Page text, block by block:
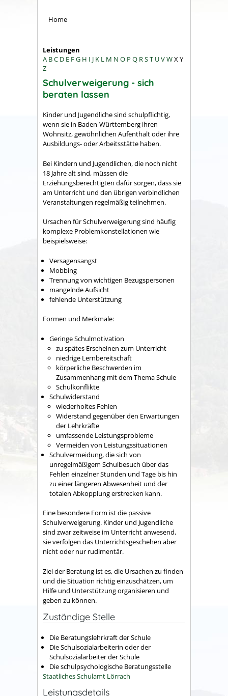
Home
Leistungen
A BC D E FG H I J K L M N O P Q RST UVWXY
Z
Schulverweigerung - sich
beraten lassen
Kinder und Jugendliche sind schulpflichtig,
wenn sie in Baden-Württemberg ihren
Wohnsitz, gewöhnlichen Aufenthalt oder ihre
Ausbildungs- oder Arbeitsstätte haben.
Bei Kindern und Jugendlichen, die noch nicht
18 Jahre alt sind, müssen die
Erziehungsberechtigten dafür sorgen, dass sie
am Unterricht und den übrigen verbindlichen
Veranstaltungen regelmäßig teilnehmen.
Ursachen für Schulverweigerung sind häufig
komplexe Problemkonstellationen wie
beispielsweise:
Versagensangst
Mobbing
Trennung von wichtigen Bezugspersonen
mangelnde Aufsicht
fehlende Unterstützung
Formen und Merkmale:
Geringe Schulmotivation
zu spätes Erscheinen zum Unterricht
niedrige Lernbereitschaft
körperliche Beschwerden im
Zusammenhang mit dem Thema Schule
Schulkonflikte
Schulwiderstand
wiederholtes Fehlen
Widerstand gegenüber den Erwartungen
der Lehrkräfte
umfassende Leistungsprobleme
Vermeiden von Leistungssituationen
Schulvermeidung, die sich von
unregelmäßigem Schulbesuch über das
Fehlen einzelner Stunden und Tage bis hin
zu einer längeren Abwesenheit und der
totalen Abkopplung erstrecken kann.
Eine besondere Form ist die passive
Schulverweigerung. Kinder und Jugendliche
sind zwar zeitweise im Unterricht anwesend,
sie verfolgen das Unterrichtsgeschehen aber
nicht oder nur rudimentär.
Ziel der Beratung ist es, die Ursachen zu finden
und die Situation richtig einzuschätzen, um
Hilfe und Unterstützung organisieren und
geben zu können.
Zuständige Stelle
Die Beratungslehrkraft der Schule
Die Schulsozialarbeiterin oder der
Schulsozialarbeiter der Schule
Die schulpsychologische Beratungsstelle
Staatliches Schulamt Lörrach
Leistungsdetails